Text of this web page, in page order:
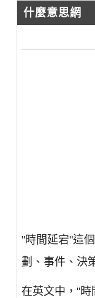
什麼意思網
"時間延宕"這
劃、事件、決
在英文中，"時